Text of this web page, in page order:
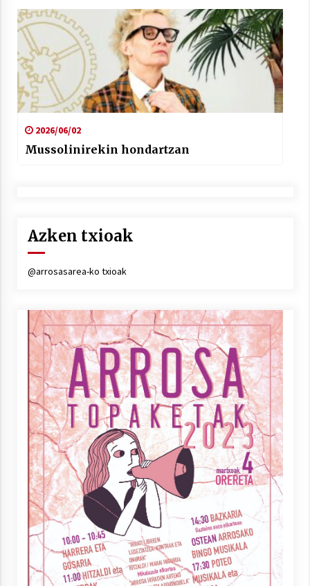
2026/06/02
Mussolinirekin hondartzan
Azken txioak
@arrosasarea-ko txioak